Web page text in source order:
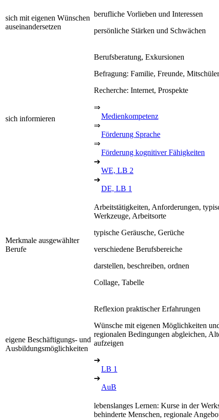
sich mit eigenen Wünschen
auseinandersetzen
berufliche Vorlieben und Interessen
persönliche Stärken und Schwächen
sich informieren
Berufsberatung, Exkursionen
Befragung: Familie, Freunde, Mitschüler
Recherche: Internet, Prospekte
⇒
Medienkompetenz
⇒
Förderung Sprache
⇒
Förderung kognitiver Fähigkeiten
➔
WE, LB 2
➔
DE, LB 1
Merkmale ausgewählter
Berufe
Arbeitstätigkeiten, Anforderungen,
Werkzeuge, Arbeitsorte
typische Geräusche, Gerüche
verschiedene Berufsbereiche
darstellen, beschreiben, ordnen
Collage, Tabelle
eigene Beschäftigungs- und
Ausbildungsmöglichkeiten
Reflexion praktischer Erfahrungen
Wünsche mit eigenen Möglichkeiten
regionalen Bedingungen abgleichen,
aufzeigen
➔
LB 1
➔
AuB
lebenslanges Lernen: Kurse in der
behinderte Menschen, regionale